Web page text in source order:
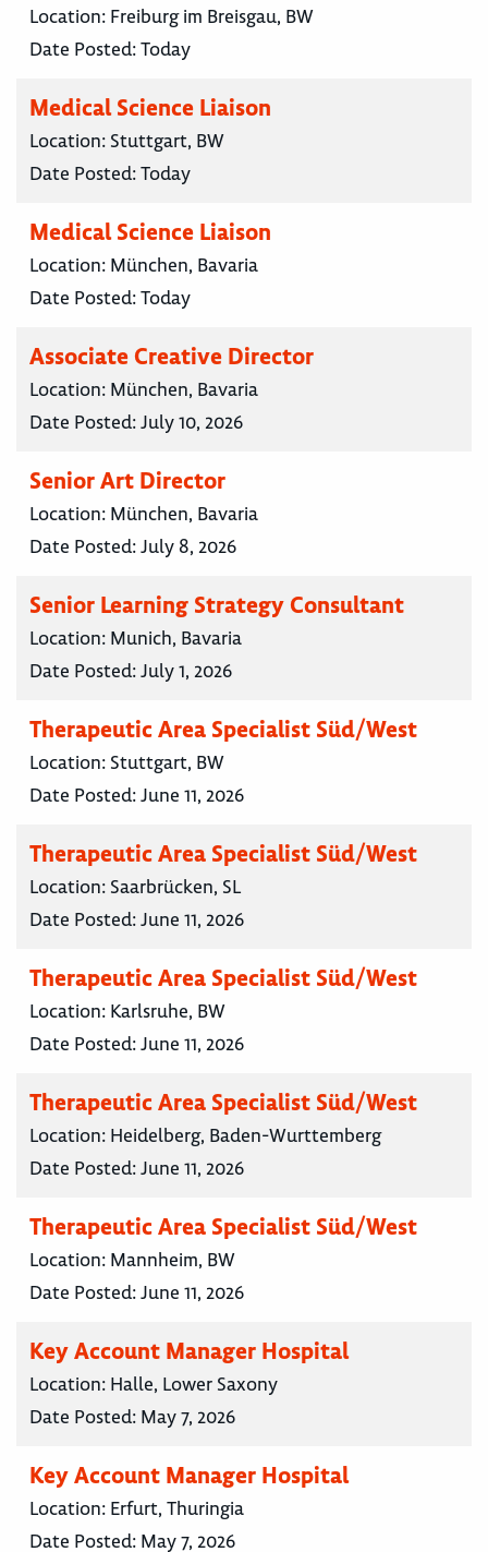
Location: Freiburg im Breisgau, BW
Date Posted:Today
Medical Science Liaison
Location: Stuttgart, BW
Date Posted:Today
Medical Science Liaison
Location: München, Bavaria
Date Posted:Today
Associate Creative Director
Location: München, Bavaria
Date Posted:July 10, 2026
Senior Art Director
Location: München, Bavaria
Date Posted:July 8, 2026
Senior Learning Strategy Consultant
Location: Munich, Bavaria
Date Posted:July 1, 2026
Therapeutic Area Specialist Süd/West
Location: Stuttgart, BW
Date Posted:June 11, 2026
Therapeutic Area Specialist Süd/West
Location: Saarbrücken, SL
Date Posted:June 11, 2026
Therapeutic Area Specialist Süd/West
Location: Karlsruhe, BW
Date Posted:June 11, 2026
Therapeutic Area Specialist Süd/West
Location: Heidelberg, Baden-Wurttemberg
Date Posted:June 11, 2026
Therapeutic Area Specialist Süd/West
Location: Mannheim, BW
Date Posted:June 11, 2026
Key Account Manager Hospital
Location: Halle, Lower Saxony
Date Posted: May 7, 2026
Key Account Manager Hospital
Location: Erfurt, Thuringia
Date Posted: May 7, 2026